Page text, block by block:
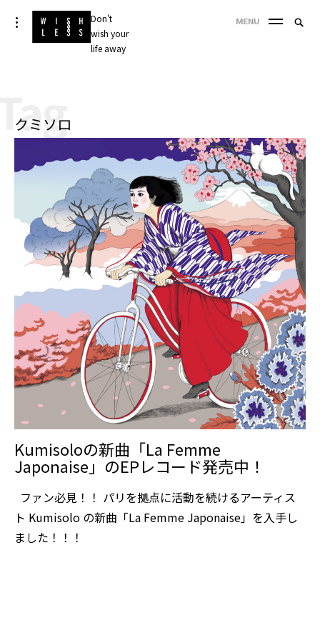
Skip
to
Don't
wish your
life away
toggle
open/close
sidebar
MENU
クミソロ
Kumisoloの新曲「La Femme
Japonaise」のEPレコード発売中！
ファン必見！！ パリを拠点に活動を続けるアーティス
ト Kumisolo の新曲「La Femme Japonaise」を入手し
ました！！！